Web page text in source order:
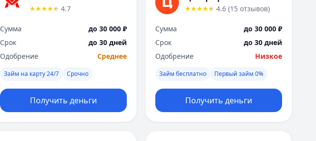
4.7
Сумма
до 30 000 ₽
Срок
до 30 дней
Одобрение
Среднее
Займ на карту 24/7 Срочно
Получить деньги
4.6 (15 отзывов)
Сумма
до 30 000 ₽
Срок
до 30 дней
Одобрение
Низкое
Займ бесплатно Первый займ 0%
Получить деньги